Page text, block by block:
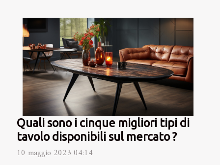
Quali sono i cinque migliori tipi di
tavolo disponibili sul mercato ?
10 maggio 2023 04:14